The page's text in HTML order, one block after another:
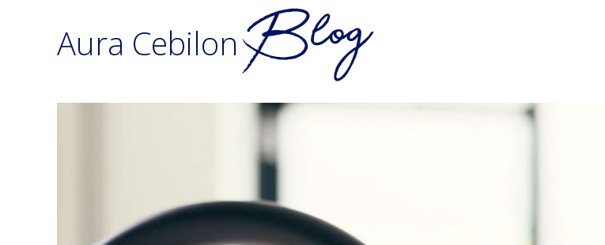
Aura Cebilon